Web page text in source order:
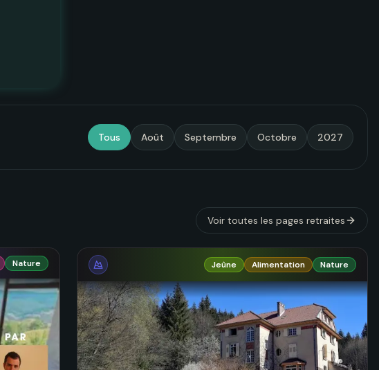
Tous Août Septembre Octobre 2027
Voir toutes les pages retraites
Nature Jeûne Alimentation Nature